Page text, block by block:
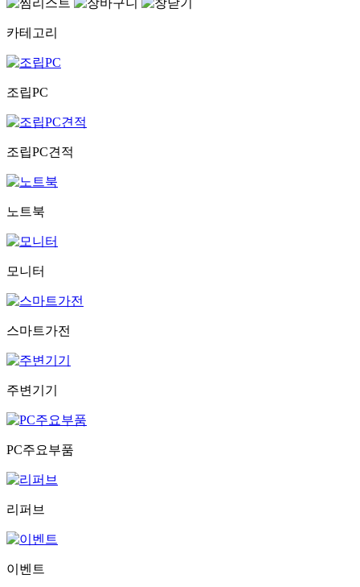
카테고리
조립PC
조립PC견적
노트북
모니터
스마트가전
주변기기
PC주요부품
리퍼브
이벤트